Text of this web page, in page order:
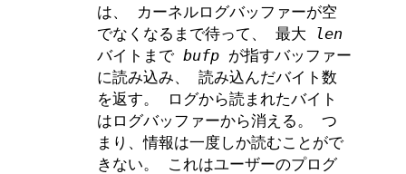
は、 カーネルログバッファーが空
でなくなるまで待って、 最大
len
バイトまで bufpが指すバッファー
に読み込み、 読み込んだバイト数
を返す。 ログから読まれたバイト
はログバッファーから消える。 つ
まり、情報は一度しか読むことがで
きない。 これはユーザーのプログ